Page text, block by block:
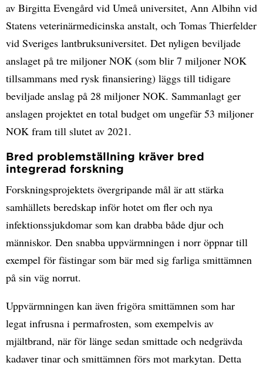
av Birgitta Evengård vid Umeå universitet, Ann Albihn vid
Statens veterinärmedicinska anstalt, och Tomas Thierfelder
vid Sveriges lantbruksuniversitet. Det nyligen beviljade
anslaget på tre miljoner NOK (som blir 7 miljoner NOK
tillsammans med rysk finansiering) läggs till tidigare
beviljade anslag på 28 miljoner NOK. Sammanlagt ger
anslagen projektet en total budget om ungefär 53 miljoner
NOK fram till slutet av 2021.
Bred problemställning kräver bred
integrerad forskning
Forskningsprojektets övergripande mål är att stärka
samhällets beredskap inför hotet om fler och nya
infektionssjukdomar som kan drabba både djur och
människor. Den snabba uppvärmningen i norr öppnar till
exempel för fästingar som bär med sig farliga smittämnen
på sin väg norrut.
Uppvärmningen kan även frigöra smittämnen som har
legat infrusna i permafrosten, som exempelvis av
mjältbrand, när för länge sedan smittade och nedgrävda
kadaver tinar och smittämnen förs mot markytan. Detta